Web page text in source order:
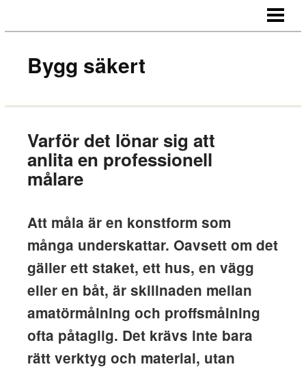
KONTAKT
Bygg säkert
Varför det lönar sig att
anlita en professionell
målare
Att måla är en konstform som
många underskattar. Oavsett om det
gäller ett staket, ett hus, en vägg
eller en båt, är skillnaden mellan
amatörmålning och proffsmålning
ofta påtaglig. Det krävs inte bara
rätt verktyg och material, utan